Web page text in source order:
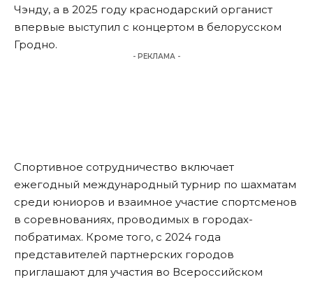
Чэнду, а в 2025 году краснодарский органист
впервые выступил с концертом в белорусском
Гродно.
- РЕКЛАМА -
Спортивное сотрудничество включает
ежегодный международный турнир по шахматам
среди юниоров и взаимное участие спортсменов
в соревнованиях, проводимых в городах-
побратимах. Кроме того, с 2024 года
представителей партнерских городов
приглашают для участия во Всероссийском